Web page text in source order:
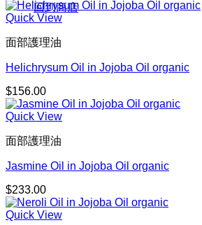
回到商店
Quick View
面部護理油
Helichrysum Oil in Jojoba Oil organic
$156.00
Quick View
面部護理油
Jasmine Oil in Jojoba Oil organic
$233.00
Quick View